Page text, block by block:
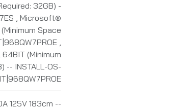
32GB) -
, Microsoft®
Space
,
(Minimum
-- INSTALL-OS-
125V 183cm --